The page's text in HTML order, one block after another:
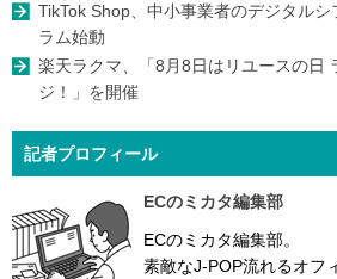
TikTok Shop、中小事業者のデジタル
ラム始動
楽天ラクマ、「8月8日はリユースの日
ジ！」を開催
記者プロフィール
ECのミカタ編集部
ECのミカタ編集部。
素敵なJ-POP流れるオフ